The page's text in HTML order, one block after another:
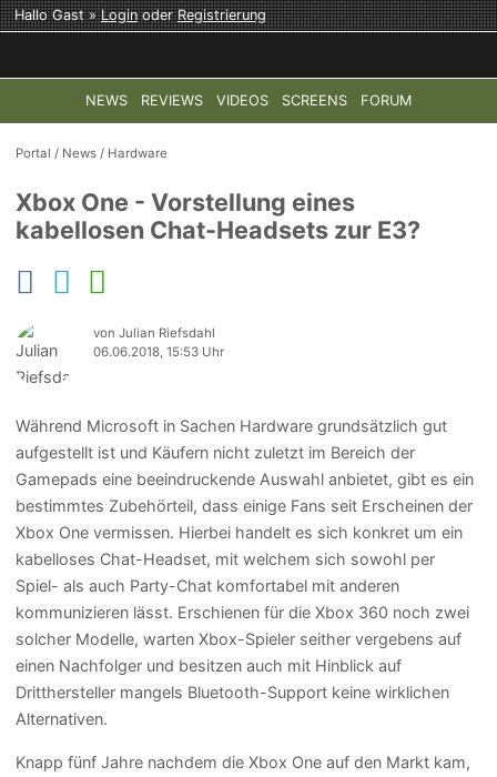
Hallo Gast »LoginoderRegistrierung
NEWS REVIEWS VIDEOS SCREENS FORUM
TOP-THEMEN: COD: MODERN WARFARE 4 HALO:
Portal / News / Hardware
Xbox One - Vorstellung eines
kabellosen Chat-Headsets zur E3?
von Julian Riefsdahl
06.06.2018, 15:53 Uhr
Während Microsoft in Sachen Hardware grundsätzlich gut
aufgestellt ist und Käufern nicht zuletzt im Bereich der
Gamepads eine beeindruckende Auswahl anbietet, gibt es ein
bestimmtes Zubehörteil, dass einige Fans seit Erscheinen der
Xbox One vermissen. Hierbei handelt es sich konkret um ein
kabelloses Chat-Headset, mit welchem sich sowohl per
Spiel- als auch Party-Chat komfortabel mit anderen
kommunizieren lässt. Erschienen für die Xbox 360 noch zwei
solcher Modelle, warten Xbox-Spieler seither vergebens auf
einen Nachfolger und besitzen auch mit Hinblick auf
Dritthersteller mangels Bluetooth-Support keine wirklichen
Alternativen.
Knapp fünf Jahre nachdem die Xbox One auf den Markt kam,